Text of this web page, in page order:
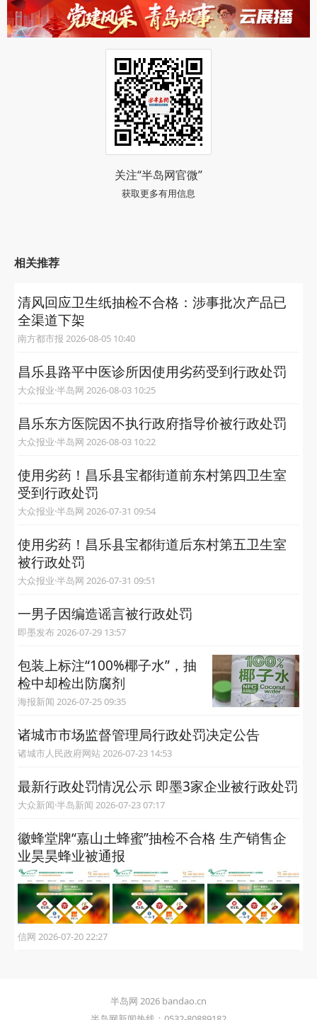
关注“半岛网官微”
获取更多有用信息
相关推荐
清风回应卫生纸抽检不合格：涉事批次产品已
全渠道下架
南方都市报 2026-08-05 10:40
昌乐县路平中医诊所因使用劣药受到行政处罚
大众报业·半岛网 2026-08-03 10:25
昌乐东方医院因不执行政府指导价被行政处罚
大众报业·半岛网 2026-08-03 10:22
使用劣药！昌乐县宝都街道前东村第四卫生室
受到行政处罚
大众报业·半岛网 2026-07-31 09:54
使用劣药！昌乐县宝都街道后东村第五卫生室
被行政处罚
大众报业·半岛网 2026-07-31 09:51
一男子因编造谣言被行政处罚
即墨发布 2026-07-29 13:57
包装上标注“100%椰子水”，抽
检中却检出防腐剂
海报新闻 2026-07-25 09:35
诸城市市场监督管理局行政处罚决定公告
诸城市人民政府网站 2026-07-23 14:53
最新行政处罚情况公示 即墨3家企业被行政处罚
大众新闻·半岛新闻 2026-07-23 07:17
徽蜂堂牌“嘉山土蜂蜜”抽检不合格 生产销售企
业昊昊蜂业被通报
信网 2026-07-20 22:27
半岛网 2026 bandao.cn